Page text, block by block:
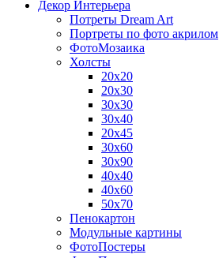
Декор Интерьера
Потреты Dream Art
Портреты по фото акрилом
ФотоМозаика
Холсты
20х20
20х30
30х30
30х40
20х45
30х60
30х90
40х40
40х60
50х70
Пенокартон
Модульные картины
ФотоПостеры